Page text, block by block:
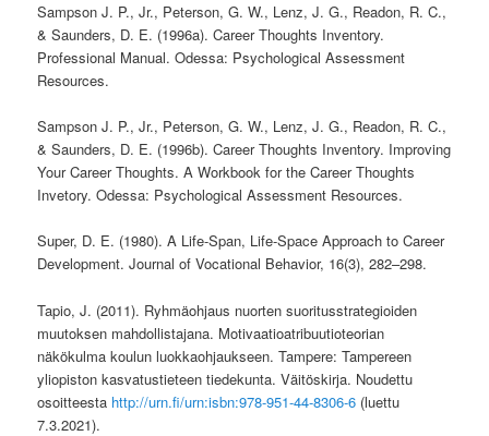
Sampson J. P., Jr., Peterson, G. W., Lenz, J. G., Readon, R. C.,
& Saunders, D. E. (1996a). Career Thoughts Inventory.
Professional Manual. Odessa: Psychological Assessment
Resources.
Sampson J. P., Jr., Peterson, G. W., Lenz, J. G., Readon, R. C.,
& Saunders, D. E. (1996b). Career Thoughts Inventory. Improving
Your Career Thoughts. A Workbook for the Career Thoughts
Invetory. Odessa: Psychological Assessment Resources.
Super, D. E. (1980). A Life-Span, Life-Space Approach to Career
Development. Journal of Vocational Behavior, 16(3), 282–298.
Tapio, J. (2011). Ryhmäohjaus nuorten suoritusstrategioiden
muutoksen mahdollistajana. Motivaatioatribuutioteorian
näkökulma koulun luokkaohjaukseen. Tampere: Tampereen
yliopiston kasvatustieteen tiedekunta. Väitöskirja. Noudettu
osoitteesta http://urn.fi/urn:isbn:978-951-44-8306-6 (luettu
7.3.2021).